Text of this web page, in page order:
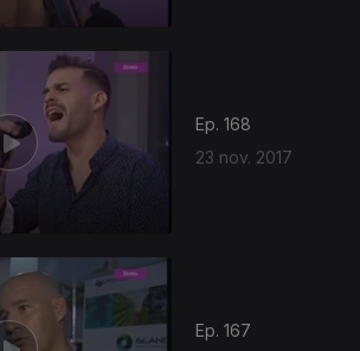
Ep. 168
23 nov. 2017
Ep. 167